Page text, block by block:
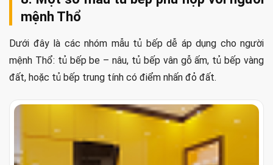
mệnh Thổ
Dưới đây là các nhóm mẫu tủ bếp dễ áp dụng cho người
mệnh Thổ: tủ bếp be – nâu, tủ bếp vân gỗ ấm, tủ bếp vàng
đất, hoặc tủ bếp trung tính có điểm nhấn đỏ đất.